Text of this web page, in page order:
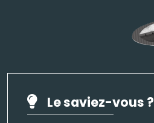
Le saviez-vous ?